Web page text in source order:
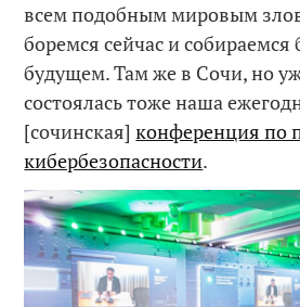
всем подобным мировым
боремся сейчас и собираемся
будущем. Там же в Сочи, но
состоялась тоже наша
[сочинская]конференция по
кибербезопасности.